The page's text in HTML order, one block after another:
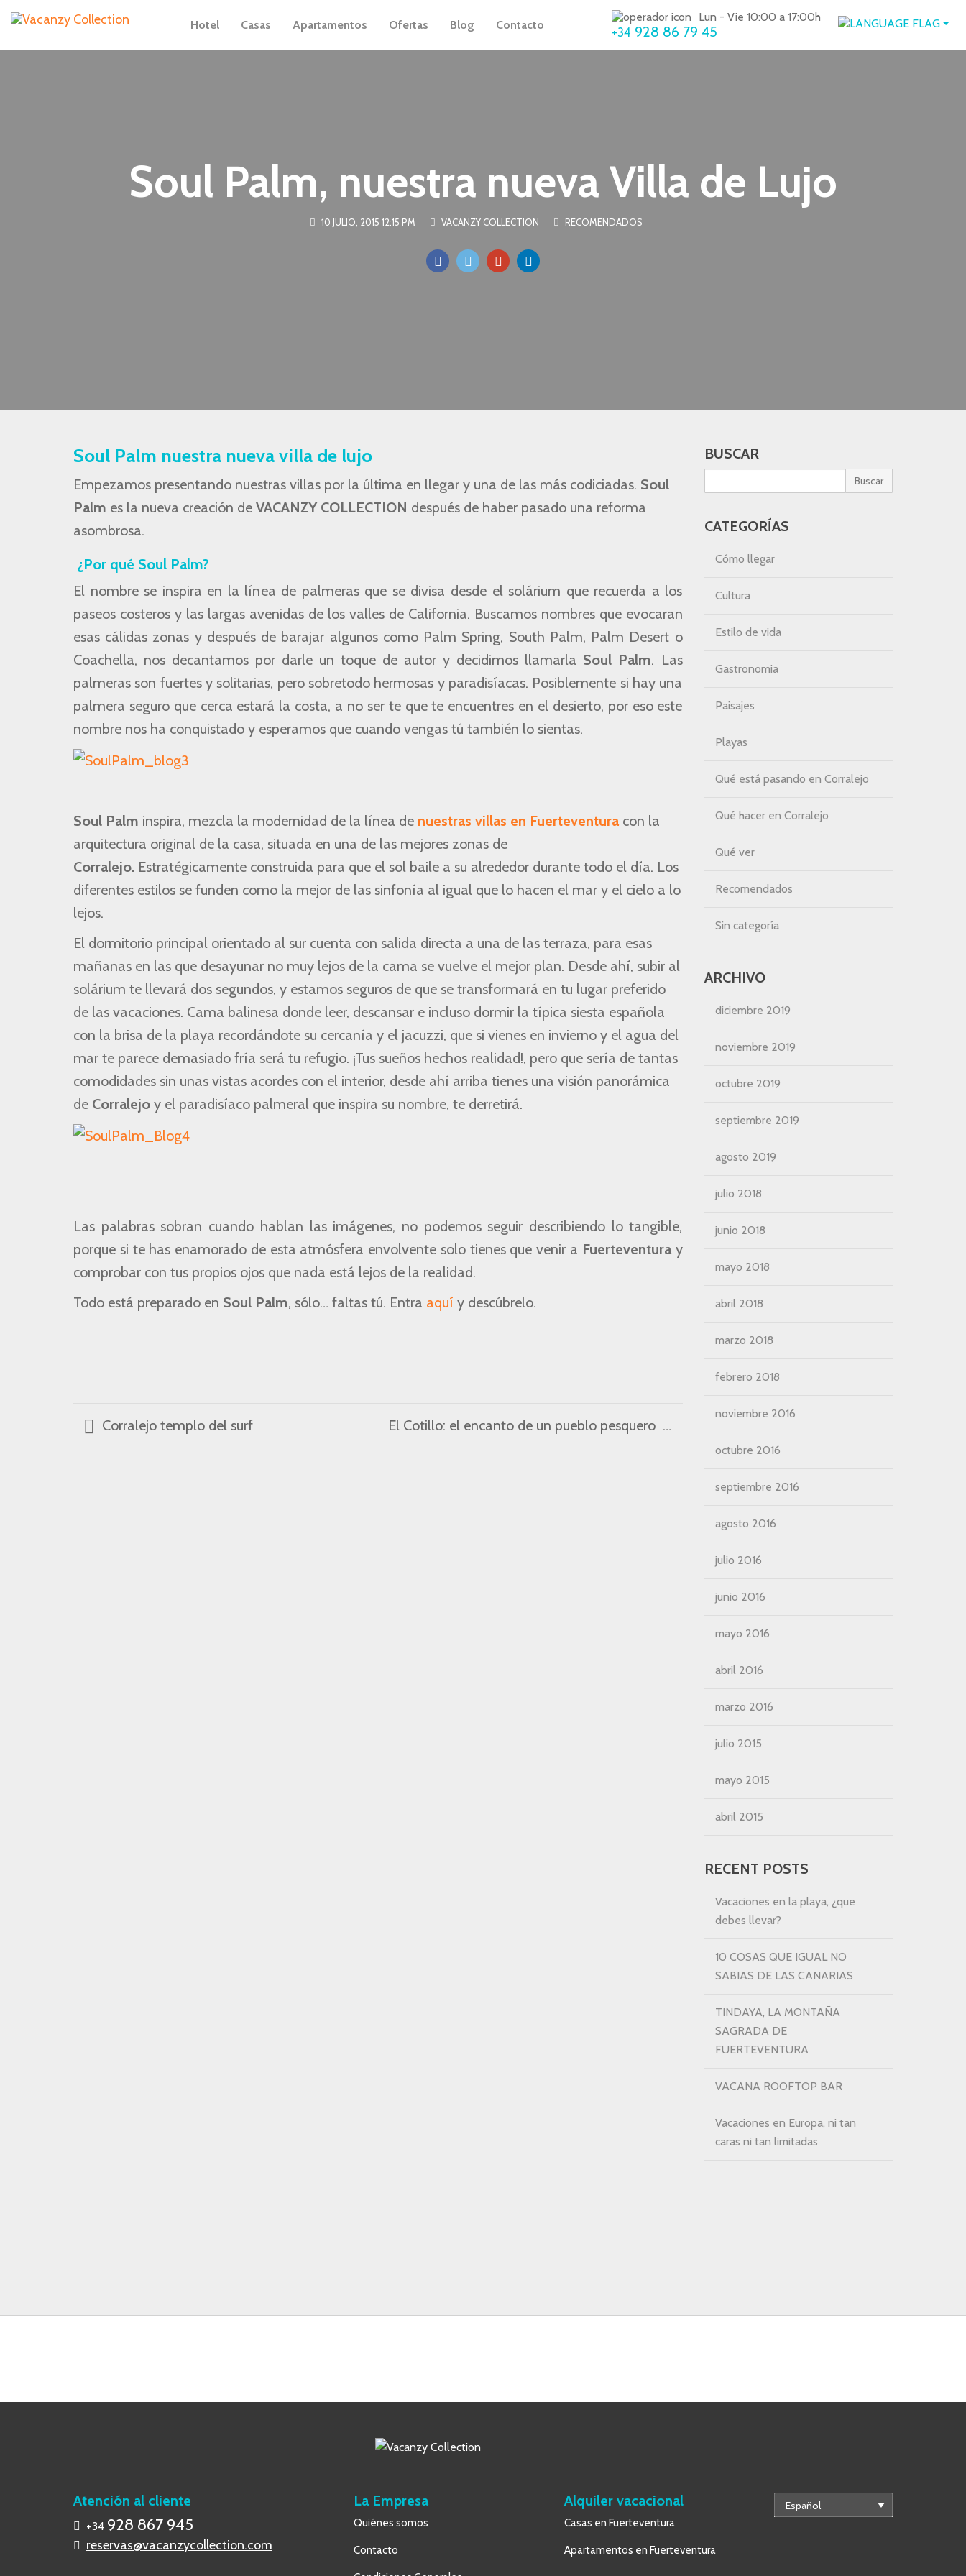
Hotel Casas Apartamentos Ofertas Blog Contacto
Lun - Vie 10:00 a 17:00h
+34 928 86 79 45
Soul Palm, nuestra nueva Villa de Lujo
10 JULIO, 2015 12:15 PM VACANZY COLLECTION RECOMENDADOS
Soul Palm nuestra nueva villa de lujo
Empezamos presentando nuestras villas por la última en llegar y una de las más codiciadas. Soul
Palm es la nueva creación de VACANZY COLLECTION después de haber pasado una reforma
asombrosa.
¿Por qué Soul Palm?
El nombre se inspira en la línea de palmeras que se divisa desde el solárium que recuerda a los
paseos costeros y las largas avenidas de los valles de California. Buscamos nombres que evocaran
esas cálidas zonas y después de barajar algunos como Palm Spring, South Palm, Palm Desert o
Coachella, nos decantamos por darle un toque de autor y decidimos llamarla Soul Palm. Las
palmeras son fuertes y solitarias, pero sobretodo hermosas y paradisíacas. Posiblemente si hay una
palmera seguro que cerca estará la costa, a no ser te que te encuentres en el desierto, por eso este
nombre nos ha conquistado y esperamos que cuando vengas tú también lo sientas.
Soul Palm inspira, mezcla la modernidad de la línea de nuestras villas en Fuerteventuracon la
arquitectura original de la casa, situada en una de las mejores zonas de
Corralejo. Estratégicamente construida para que el sol baile a su alrededor durante todo el día. Los
diferentes estilos se funden como la mejor de las sinfonía al igual que lo hacen el mar y el cielo a lo
lejos.
El dormitorio principal orientado al sur cuenta con salida directa a una de las terraza, para esas
mañanas en las que desayunar no muy lejos de la cama se vuelve el mejor plan. Desde ahí, subir al
solárium te llevará dos segundos, y estamos seguros de que se transformará en tu lugar preferido
de las vacaciones. Cama balinesa donde leer, descansar e incluso dormir la típica siesta española
con la brisa de la playa recordándote su cercanía y el jacuzzi, que si vienes en invierno y el agua del
mar te parece demasiado fría será tu refugio. ¡Tus sueños hechos realidad!, pero que sería de tantas
comodidades sin unas vistas acordes con el interior, desde ahí arriba tienes una visión panorámica
de Corralejo y el paradisíaco palmeral que inspira su nombre, te derretirá.
Las palabras sobran cuando hablan las imágenes, no podemos seguir describiendo lo tangible,
porque si te has enamorado de esta atmósfera envolvente solo tienes que venir a Fuerteventura y
comprobar con tus propios ojos que nada está lejos de la realidad.
Todo está preparado en Soul Palm, sólo… faltas tú. Entra aquí y descúbrelo.
Corralejo templo del surf El Cotillo: el encanto de un pueblo pesquero
BUSCAR
Buscar
CATEGORÍAS
Cómo llegar
Cultura
Estilo de vida
Gastronomia
Paisajes
Playas
Qué está pasando en Corralejo
Qué hacer en Corralejo
Qué ver
Recomendados
Sin categoría
ARCHIVO
diciembre 2019
noviembre 2019
octubre 2019
septiembre 2019
agosto 2019
julio 2018
junio 2018
mayo 2018
abril 2018
marzo 2018
febrero 2018
noviembre 2016
octubre 2016
septiembre 2016
agosto 2016
julio 2016
junio 2016
mayo 2016
abril 2016
marzo 2016
julio 2015
mayo 2015
abril 2015
RECENT POSTS
Vacaciones en la playa, ¿que
debes llevar?
10 COSAS QUE IGUAL NO
SABIAS DE LAS CANARIAS
TINDAYA, LA MONTAÑA
SAGRADA DE
FUERTEVENTURA
VACANA ROOFTOP BAR
Vacaciones en Europa, ni tan
caras ni tan limitadas
Atención al cliente
+34 928 867 945
reservas@vacanzycollection.com
La Empresa
Quiénes somos
Contacto
Alquiler vacacional
Casas en Fuerteventura
Apartamentos en Fuerteventura
Español